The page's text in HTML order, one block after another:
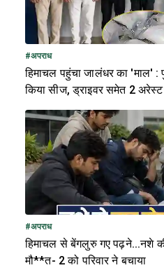
#अपराध
हिमाचल पहुंचा जालंधर का 'माल' :
किया सीज, ड्राइवर समेत 2 अरेस्ट
#अपराध
हिमाचल से बेंगलुरु गए पढ़ने...नशे
मौ**त- 2 को परिवार ने बचाया